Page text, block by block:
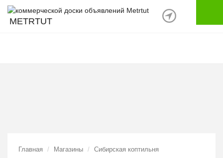
METRTUT
Главная Магазины Сибирская коптильня